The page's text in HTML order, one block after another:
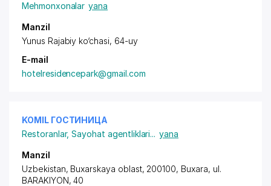
Mehmonxonalar yana
Manzil
Yunus Rajabiy ko‘chasi, 64-uy
E-mail
hotelresidencepark@gmail.com
KOMIL ГОСТИНИЦА
Restoranlar,Sayohat agentliklari... yana
Manzil
Uzbekistan, Buxarskaya oblast, 200100, Buxara, ul.
BARAKIYON, 40